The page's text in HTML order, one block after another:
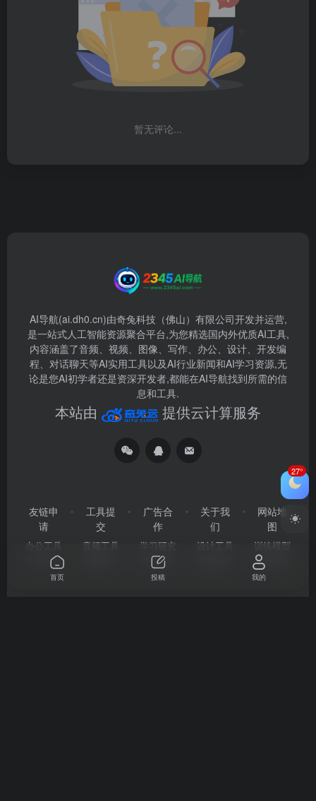
暂无评论...
AI导航(ai.dh0.cn)由奇兔科技（佛山）有限公司开发并运营,
是一站式人工智能资源聚合平台,为您精选国内外优质AI工具,
内容涵盖了音频、视频、图像、写作、办公、设计、开发编
程、对话聊天等AI实用工具以及AI行业新闻和AI学习资源,无
论是您AI初学者还是资深开发者,都能在AI导航找到所需的信
息和工具.
本站由 提供云计算服务
友链申
请
办公工具
文本写作
工具提
交
音频工具
广告合
作
学习研究
聊天问答
关于我
们
设计工具
网站地
图
训练模型
编程开发
27°
首页 投稿 我的